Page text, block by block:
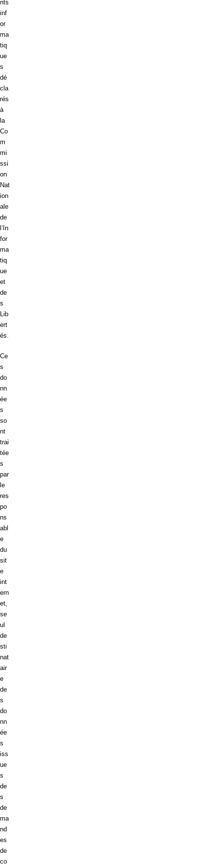
nts
inf
or
ma
tiq
ue
s
dé
cla
rés
à
la
Co
m
mi
ssi
on
Nat
ion
ale
de
l’In
for
ma
tiq
ue
et
de
s
Lib
ert
és.
Ce
s
do
nn
ée
s
so
nt
trai
tée
s
par
le
res
po
ns
abl
e
du
sit
e
int
ern
et,
se
ul
de
sti
nat
air
e
de
s
do
nn
ée
s
iss
ue
s
de
s
de
ma
nd
es
de
co